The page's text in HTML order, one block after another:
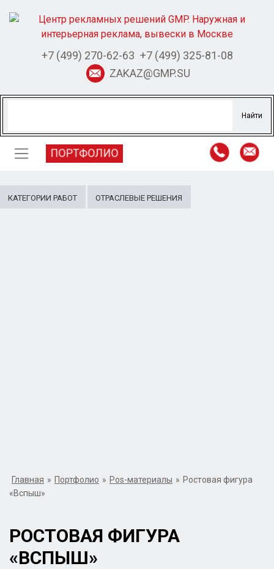
+7 (499) 270-62-63 +7 (499) 325-81-08
ZAKAZ@GMP.SU
ПОРТФОЛИО
КАТЕГОРИИ РАБОТ ОТРАСЛЕВЫЕ РЕШЕНИЯ
Главная » Портфолио » Pos-материалы » Ростовая фигура
«Вспыш»
РОСТОВАЯ ФИГУРА
«ВСПЫШ»